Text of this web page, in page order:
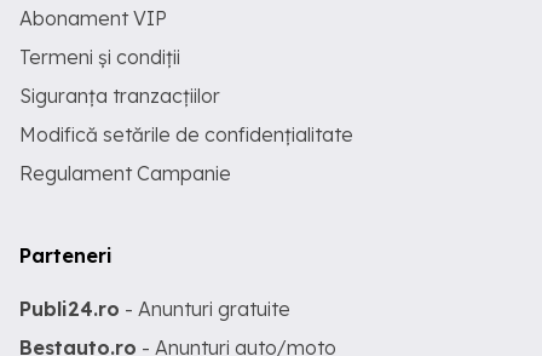
Abonament VIP
Termeni și condiții
Siguranța tranzacțiilor
Modifică setările de confidențialitate
Regulament Campanie
Parteneri
Publi24.ro - Anunturi gratuite
Bestauto.ro - Anunturi auto/moto